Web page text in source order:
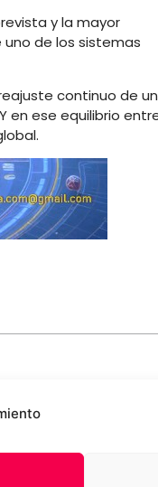
y la mayor
de los sistemas
continuo de un
en ese equilibrio
Sobre el Uso de IA